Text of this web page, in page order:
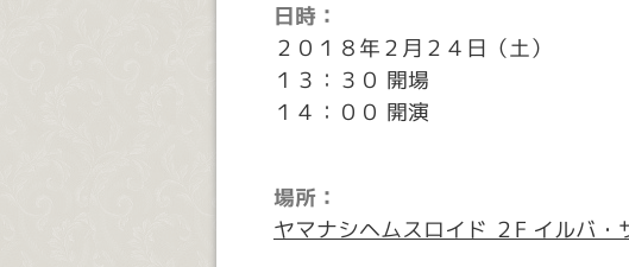
日時：
２０１８年２月２４日（土）
１３：３０ 開場
１４：００ 開演
場所：
ヤマナシヘムスロイド ２F イルバ・